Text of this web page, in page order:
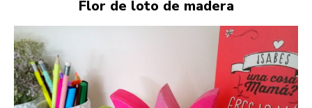
Flor de loto de madera